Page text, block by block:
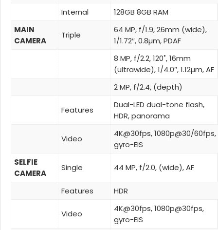
Internal
128GB 8GB RAM
MAIN
CAMERA
Triple
64 MP, f/1.9, 26mm (wide),
1/1.72″, 0.8µm, PDAF
8 MP, f/2.2, 120˚, 16mm
(ultrawide), 1/4.0″, 1.12µm, AF
2 MP, f/2.4, (depth)
Features
Dual-LED dual-tone flash,
HDR, panorama
Video
4K@30fps, 1080p@30/60fps,
gyro-EIS
SELFIE
CAMERA
Single 44 MP, f/2.0, (wide), AF
Features HDR
Video
4K@30fps, 1080p@30fps,
gyro-EIS